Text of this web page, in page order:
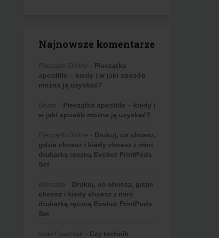
Najnowsze komentarze
Pieczątki Online - Pieczątka
apostille – kiedy i w jaki sposób
można ją uzyskać?
Beata - Pieczątka apostille – kiedy i
w jaki sposób można ją uzyskać?
Pieczątki Online - Drukuj, co chcesz,
gdzie chcesz i kiedy chcesz z mini
drukarką ręczną Evebot PrintPods
Set
Morozko - Drukuj, co chcesz, gdzie
chcesz i kiedy chcesz z mini
drukarką ręczną Evebot PrintPods
Set
smerf ważniak - Czy technik